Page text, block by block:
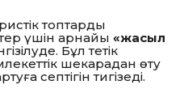
топтарды
үшін арнайы «жасыл
Бұл тетік
шекарадан өту
септігін тигізеді.